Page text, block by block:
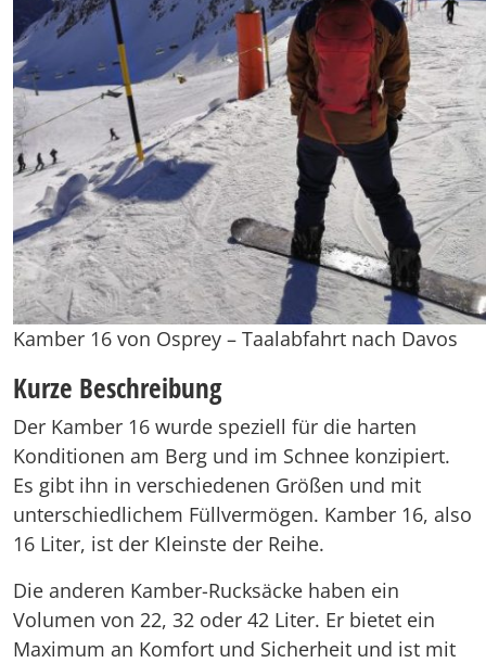
Kamber 16 von Osprey – Taalabfahrt nach Davos
Kurze Beschreibung
Der Kamber 16 wurde speziell für die harten
Konditionen am Berg und im Schnee konzipiert.
Es gibt ihn in verschiedenen Größen und mit
unterschiedlichem Füllvermögen. Kamber 16, also
16 Liter, ist der Kleinste der Reihe.
Die anderen Kamber-Rucksäcke haben ein
Volumen von 22, 32 oder 42 Liter. Er bietet ein
Maximum an Komfort und Sicherheit und ist mit